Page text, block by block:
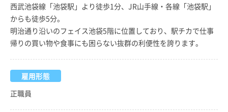
西武池袋線「池袋駅」より徒歩1分、JR山手線・各線「池袋駅」
からも徒歩5分。
明治通り沿いのフェイス池袋5階に位置しており、駅チカで仕事
帰りの買い物や食事にも困らない抜群の利便性を誇ります。
雇用形態
正職員